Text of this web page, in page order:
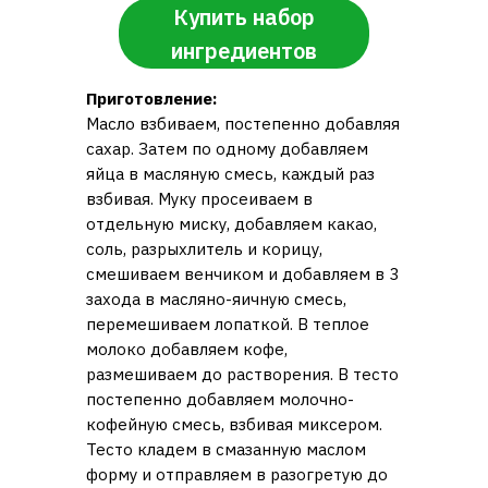
Приготовление:
Масло взбиваем, постепенно добавляя
сахар. Затем по одному добавляем
яйца в масляную смесь, каждый раз
взбивая. Муку просеиваем в
отдельную миску, добавляем какао,
соль, разрыхлитель и корицу,
смешиваем венчиком и добавляем в 3
захода в масляно-яичную смесь,
перемешиваем лопаткой. В теплое
молоко добавляем кофе,
размешиваем до растворения. В тесто
постепенно добавляем молочно-
кофейную смесь, взбивая миксером.
Тесто кладем в смазанную маслом
форму и отправляем в разогретую до
Купить набор
ингредиентов